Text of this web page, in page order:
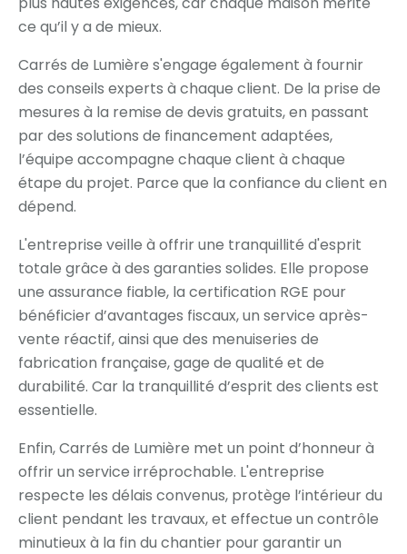
ce qu’il y a de mieux.
Carrés de Lumière s'engage également à fournir
des conseils experts à chaque client. De la prise de
mesures à la remise de devis gratuits, en passant
par des solutions de financement adaptées,
l’équipe accompagne chaque client à chaque
étape du projet. Parce que la confiance du client en
dépend.
L'entreprise veille à offrir une tranquillité d'esprit
totale grâce à des garanties solides. Elle propose
une assurance fiable, la certification RGE pour
bénéficier d’avantages fiscaux, un service après-
vente réactif, ainsi que des menuiseries de
fabrication française, gage de qualité et de
durabilité. Car la tranquillité d’esprit des clients est
essentielle.
Enfin, Carrés de Lumière met un point d’honneur à
offrir un service irréprochable. L'entreprise
respecte les délais convenus, protège l’intérieur du
client pendant les travaux, et effectue un contrôle
minutieux à la fin du chantier pour garantir un